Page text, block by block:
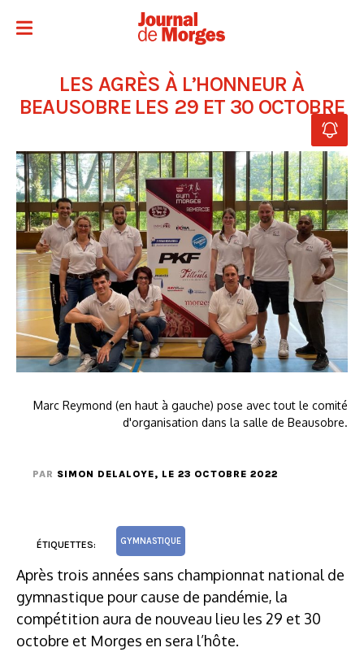
LES AGRÈS À L’HONNEUR À
BEAUSOBRE LES 29 ET 30 OCTOBRE
Marc Reymond (en haut à gauche) pose avec tout le comité
d'organisation dans la salle de Beausobre.
PAR SIMON DELALOYE, LE 23 OCTOBRE 2022
ÉTIQUETTES: GYMNASTIQUE
Après trois années sans championnat national de
gymnastique pour cause de pandémie, la
compétition aura de nouveau lieu les 29 et 30
octobre et Morges en sera l’hôte.